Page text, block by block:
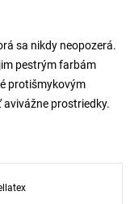
sa nikdy neopozerá.
pestrým farbám
protišmykovým
prostriedky.